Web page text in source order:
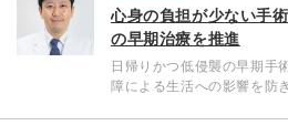
心身の負担が少ない手
の早期治療を推進
日帰りかつ低侵襲の早期手
障による生活への影響を防